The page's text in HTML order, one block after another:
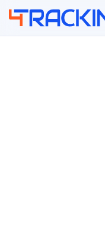
4Tracking